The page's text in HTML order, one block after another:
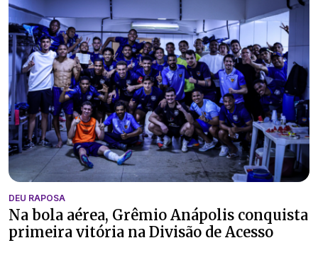
DEU RAPOSA
Na bola aérea, Grêmio Anápolis conquista
primeira vitória na Divisão de Acesso